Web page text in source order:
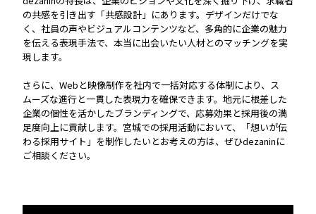
の共感を引き出す「共感設計」にあります。デザインだけでな
く、社員の声やビジュアルコンテンツなど、多角的に企業の魅力
を伝える表現手法で、本当に出会いたい人材とのマッチングを実
現します。
さらに、Webと映像制作を社内で一括対応する体制により、ス
ムーズな進行と一貫した表現力を確保できます。地元に根差した
企業の個性を活かしたブランディングで、応募効果と採用後の満
足度向上に貢献します。宮城での採用活動において、「想いが伝
わる採用サイト」を制作したいとお考えの方は、ぜひdezaninに
ご相談ください。